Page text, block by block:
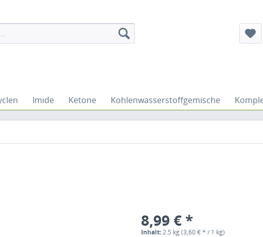
Imide Ketone Kohlenwasserstoffgemische
8,99 € *
Inhalt:2.5 kg (3,60 € * / 1 kg)